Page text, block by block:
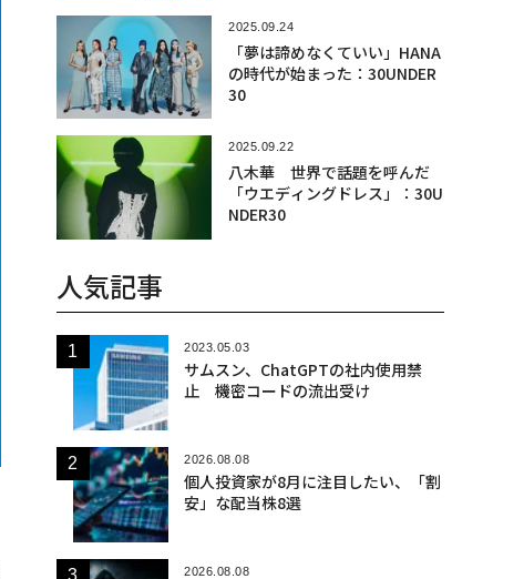
2025.09.24
「夢は諦めなくていい」HANA
の時代が始まった：30UNDER
30
2025.09.22
八木華 世界で話題を呼んだ
「ウエディングドレス」：30U
NDER30
人気記事
2023.05.03
サムスン、ChatGPTの社内使用禁
止 機密コードの流出受け
2026.08.08
個人投資家が8月に注目したい、「割
安」な配当株8選
2026.08.08